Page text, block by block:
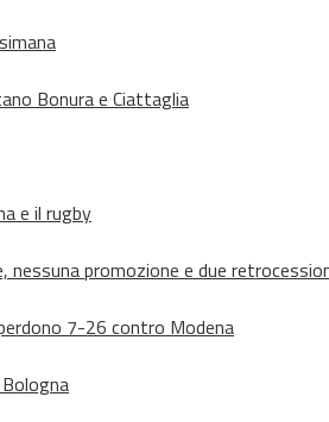
Bonura e Ciattaglia
e il rugby
nessuna promozione e due
7-26 contro Modena